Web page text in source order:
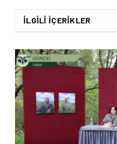
İLGILI İÇERIKLER